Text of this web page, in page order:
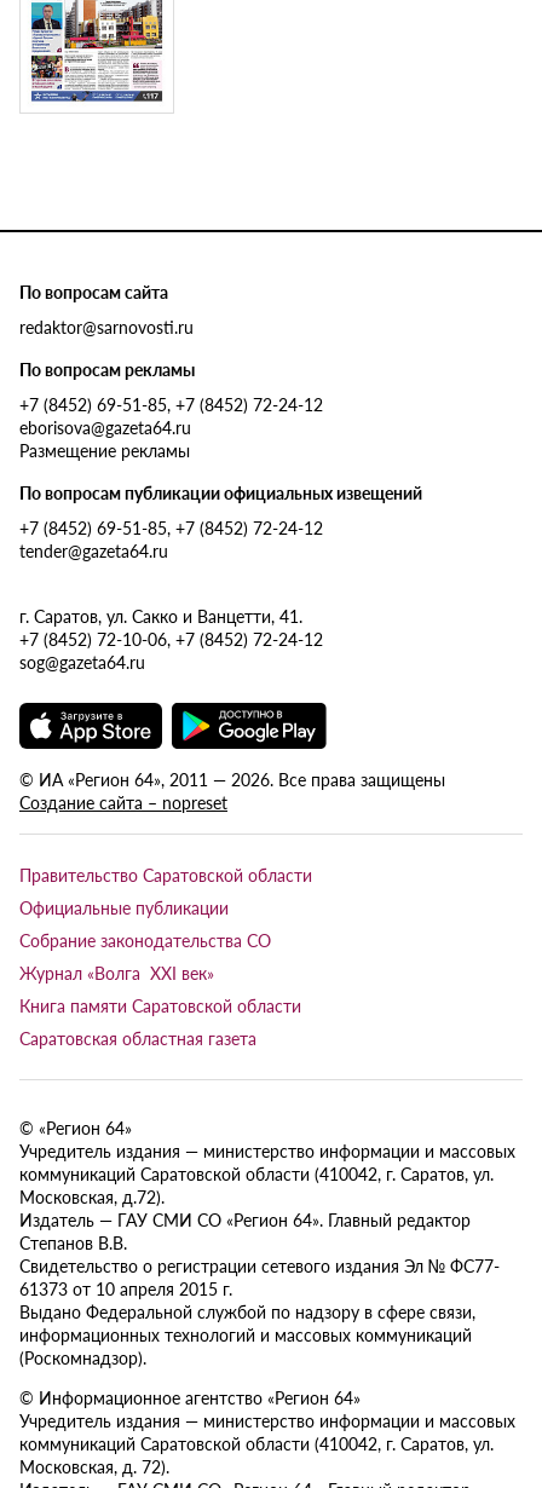
По вопросам сайта
redaktor@sarnovosti.ru
По вопросам рекламы
+7 (8452) 69-51-85, +7 (8452) 72-24-12
eborisova@gazeta64.ru
Размещение рекламы
По вопросам публикации официальных извещений
+7 (8452) 69-51-85, +7 (8452) 72-24-12
tender@gazeta64.ru
г. Саратов, ул. Сакко и Ванцетти, 41.
+7 (8452) 72-10-06, +7 (8452) 72-24-12
sog@gazeta64.ru
© ИА «Регион 64», 2011 — 2026. Все права защищены
Создание сайта – nopreset
Правительство Саратовской области
Официальные публикации
Собрание законодательства СО
Журнал «Волга XXI век»
Книга памяти Саратовской области
Саратовская областная газета
© «Регион 64»
Учредитель издания — министерство информации и массовых
коммуникаций Саратовской области (410042, г. Саратов, ул.
Московская, д.72).
Издатель — ГАУ СМИ СО «Регион 64». Главный редактор
Степанов В.В.
Свидетельство о регистрации сетевого издания Эл № ФС77-
61373 от 10 апреля 2015 г.
Выдано Федеральной службой по надзору в сфере связи,
информационных технологий и массовых коммуникаций
(Роскомнадзор).
© Информационное агентство «Регион 64»
Учредитель издания — министерство информации и массовых
коммуникаций Саратовской области (410042, г. Саратов, ул.
Московская, д. 72).